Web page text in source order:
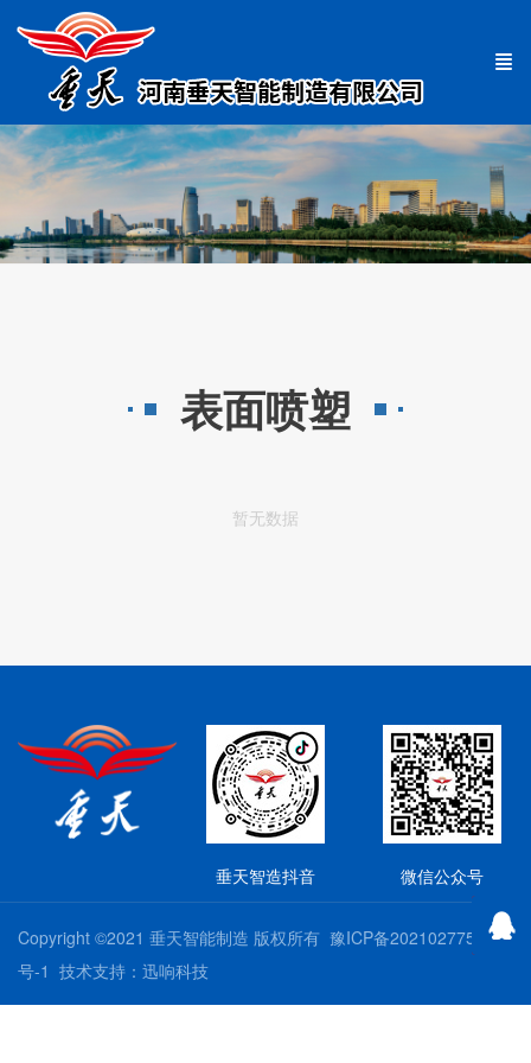
表面喷塑
暂无数据
垂天智造抖音 微信公众号
Copyright ©2021 垂天智能制造 版权所有 豫ICP备2021027751
号-1 技术支持：迅响科技
QQ